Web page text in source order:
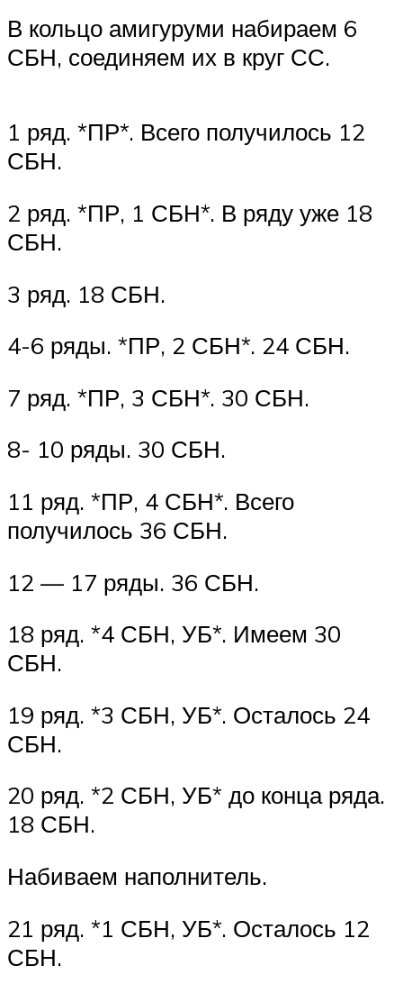
В кольцо амигуруми набираем 6
СБН, соединяем их в круг СС.
1 ряд. *ПР*. Всего получилось 12
СБН.
2 ряд. *ПР, 1 СБН*. В ряду уже 18
СБН.
3 ряд. 18 СБН.
4-6 ряды. *ПР, 2 СБН*. 24 СБН.
7 ряд. *ПР, 3 СБН*. 30 СБН.
8- 10 ряды. 30 СБН.
11 ряд. *ПР, 4 СБН*. Всего
получилось 36 СБН.
12 — 17 ряды. 36 СБН.
18 ряд. *4 СБН, УБ*. Имеем 30
СБН.
19 ряд. *3 СБН, УБ*. Осталось 24
СБН.
20 ряд. *2 СБН, УБ* до конца ряда.
18 СБН.
Набиваем наполнитель.
21 ряд. *1 СБН, УБ*. Осталось 12
СБН.